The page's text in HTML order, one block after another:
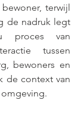
terwijl
de nadruk legt
proces van
tussen
bewoners en
de context van